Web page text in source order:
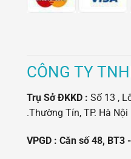
CÔNG TY
Trụ Sở ĐKKD : Số 13 ,
.Thường Tín, TP. Hà Nội
VPGD : Căn số 48,